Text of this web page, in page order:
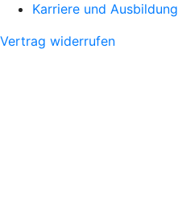
Karriere und Ausbildung
Vertrag widerrufen